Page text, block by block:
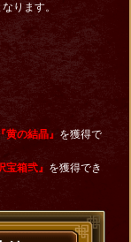
ります。
黄の結晶』 を獲得で
宝箱弐』 を獲得でき